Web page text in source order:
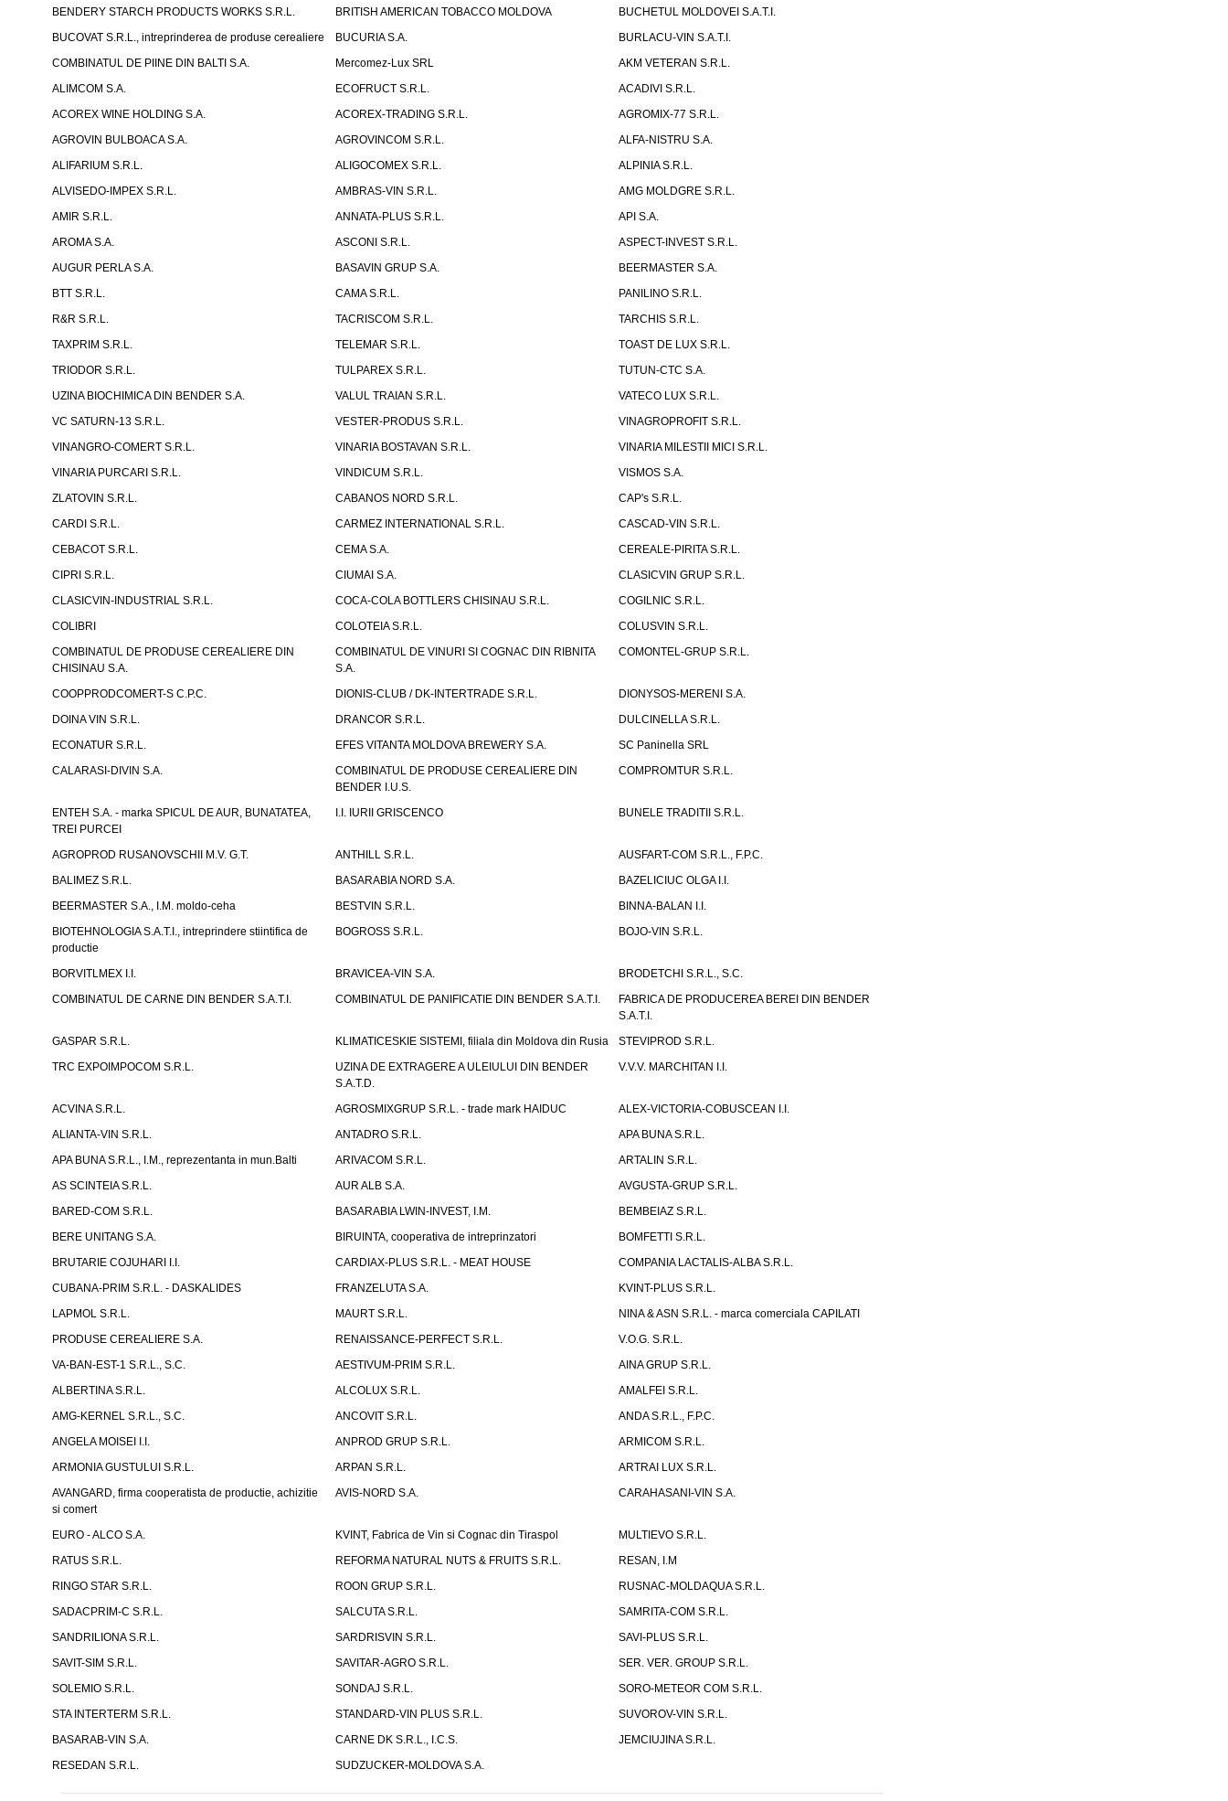
BENDERY STARCH PRODUCTS WORKS S.R.L.
BRITISH AMERICAN TOBACCO MOLDOVA
BUCHETUL MOLDOVEI S.A.T.I.
BUCOVAT S.R.L., intreprinderea de produse cerealiere
BUCURIA S.A.
BURLACU-VIN S.A.T.I.
COMBINATUL DE PIINE DIN BALTI S.A.
Mercomez-Lux SRL
AKM VETERAN S.R.L.
ALIMCOM S.A.
ECOFRUCT S.R.L.
ACADIVI S.R.L.
ACOREX WINE HOLDING S.A.
ACOREX-TRADING S.R.L.
AGROMIX-77 S.R.L.
AGROVIN BULBOACA S.A.
AGROVINCOM S.R.L.
ALFA-NISTRU S.A.
ALIFARIUM S.R.L.
ALIGOCOMEX S.R.L.
ALPINIA S.R.L.
ALVISEDO-IMPEX S.R.L.
AMBRAS-VIN S.R.L.
AMG MOLDGRE S.R.L.
AMIR S.R.L.
ANNATA-PLUS S.R.L.
API S.A.
AROMA S.A.
ASCONI S.R.L.
ASPECT-INVEST S.R.L.
AUGUR PERLA S.A.
BASAVIN GRUP S.A.
BEERMASTER S.A.
BTT S.R.L.
CAMA S.R.L.
PANILINO S.R.L.
R&R S.R.L.
TACRISCOM S.R.L.
TARCHIS S.R.L.
TAXPRIM S.R.L.
TELEMAR S.R.L.
TOAST DE LUX S.R.L.
TRIODOR S.R.L.
TULPAREX S.R.L.
TUTUN-CTC S.A.
UZINA BIOCHIMICA DIN BENDER S.A.
VALUL TRAIAN S.R.L.
VATECO LUX S.R.L.
VC SATURN-13 S.R.L.
VESTER-PRODUS S.R.L.
VINAGROPROFIT S.R.L.
VINANGRO-COMERT S.R.L.
VINARIA BOSTAVAN S.R.L.
VINARIA MILESTII MICI S.R.L.
VINARIA PURCARI S.R.L.
VINDICUM S.R.L.
VISMOS S.A.
ZLATOVIN S.R.L.
CABANOS NORD S.R.L.
CAP's S.R.L.
CARDI S.R.L.
CARMEZ INTERNATIONAL S.R.L.
CASCAD-VIN S.R.L.
CEBACOT S.R.L.
CEMA S.A.
CEREALE-PIRITA S.R.L.
CIPRI S.R.L.
CIUMAI S.A.
CLASICVIN GRUP S.R.L.
CLASICVIN-INDUSTRIAL S.R.L.
COCA-COLA BOTTLERS CHISINAU S.R.L.
COGILNIC S.R.L.
COLIBRI
COLOTEIA S.R.L.
COLUSVIN S.R.L.
COMBINATUL DE PRODUSE CEREALIERE DIN
CHISINAU S.A.
COMBINATUL DE VINURI SI COGNAC DIN RIBNITA
S.A.
COMONTEL-GRUP S.R.L.
COOPPRODCOMERT-S C.P.C. DIONIS-CLUB / DK-INTERTRADE S.R.L.
DIONYSOS-MERENI S.A.
DOINA VIN S.R.L.
DRANCOR S.R.L.
DULCINELLA S.R.L.
ECONATUR S.R.L.
EFES VITANTA MOLDOVA BREWERY S.A.
SC Paninella SRL
CALARASI-DIVIN S.A.
COMBINATUL DE PRODUSE CEREALIERE DIN
BENDER I.U.S.
COMPROMTUR S.R.L.
ENTEH S.A. - marka SPICUL DE AUR, BUNATATEA,
TREI PURCEI
I.I. IURII GRISCENCO BUNELE TRADITII S.R.L.
AGROPROD RUSANOVSCHII M.V. G.T. ANTHILL S.R.L.
AUSFART-COM S.R.L., F.P.C.
BALIMEZ S.R.L.
BASARABIA NORD S.A.
BAZELICIUC OLGA I.I.
BEERMASTER S.A., I.M. moldo-ceha
BESTVIN S.R.L.
BINNA-BALAN I.I.
BIOTEHNOLOGIA S.A.T.I., intreprindere stiintifica de
productie
BOGROSS S.R.L. BOJO-VIN S.R.L.
BORVITLMEX I.I. BRAVICEA-VIN S.A.
BRODETCHI S.R.L., S.C.
COMBINATUL DE CARNE DIN BENDER S.A.T.I.
COMBINATUL DE PANIFICATIE DIN BENDER S.A.T.I.
FABRICA DE PRODUCEREA BEREI DIN BENDER
S.A.T.I.
GASPAR S.R.L.
KLIMATICESKIE SISTEMI, filiala din Moldova din Rusia
STEVIPROD S.R.L.
TRC EXPOIMPOCOM S.R.L.
UZINA DE EXTRAGERE A ULEIULUI DIN BENDER
S.A.T.D.
V.V.V. MARCHITAN I.I.
ACVINA S.R.L. AGROSMIXGRUP S.R.L. - trade mark HAIDUC
ALEX-VICTORIA-COBUSCEAN I.I.
ALIANTA-VIN S.R.L.
ANTADRO S.R.L.
APA BUNA S.R.L.
APA BUNA S.R.L., I.M., reprezentanta in mun.Balti
ARIVACOM S.R.L.
ARTALIN S.R.L.
AS SCINTEIA S.R.L.
AUR ALB S.A.
AVGUSTA-GRUP S.R.L.
BARED-COM S.R.L.
BASARABIA LWIN-INVEST, I.M.
BEMBEIAZ S.R.L.
BERE UNITANG S.A.
BIRUINTA, cooperativa de intreprinzatori
BOMFETTI S.R.L.
BRUTARIE COJUHARI I.I.
CARDIAX-PLUS S.R.L. - MEAT HOUSE
COMPANIA LACTALIS-ALBA S.R.L.
CUBANA-PRIM S.R.L. - DASKALIDES
FRANZELUTA S.A.
KVINT-PLUS S.R.L.
LAPMOL S.R.L.
MAURT S.R.L.
NINA & ASN S.R.L. - marca comerciala CAPILATI
PRODUSE CEREALIERE S.A.
RENAISSANCE-PERFECT S.R.L.
V.O.G. S.R.L.
VA-BAN-EST-1 S.R.L., S.C.
AESTIVUM-PRIM S.R.L.
AINA GRUP S.R.L.
ALBERTINA S.R.L.
ALCOLUX S.R.L.
AMALFEI S.R.L.
AMG-KERNEL S.R.L., S.C.
ANCOVIT S.R.L.
ANDA S.R.L., F.P.C.
ANGELA MOISEI I.I.
ANPROD GRUP S.R.L.
ARMICOM S.R.L.
ARMONIA GUSTULUI S.R.L.
ARPAN S.R.L.
ARTRAI LUX S.R.L.
AVANGARD, firma cooperatista de productie, achizitie
si comert
AVIS-NORD S.A. CARAHASANI-VIN S.A.
EURO - ALCO S.A. KVINT, Fabrica de Vin si Cognac din Tiraspol
MULTIEVO S.R.L.
RATUS S.R.L.
REFORMA NATURAL NUTS & FRUITS S.R.L.
RESAN, I.M
RINGO STAR S.R.L.
ROON GRUP S.R.L.
RUSNAC-MOLDAQUA S.R.L.
SADACPRIM-C S.R.L.
SALCUTA S.R.L.
SAMRITA-COM S.R.L.
SANDRILIONA S.R.L.
SARDRISVIN S.R.L.
SAVI-PLUS S.R.L.
SAVIT-SIM S.R.L.
SAVITAR-AGRO S.R.L.
SER. VER. GROUP S.R.L.
SOLEMIO S.R.L.
SONDAJ S.R.L.
SORO-METEOR COM S.R.L.
STA INTERTERM S.R.L.
STANDARD-VIN PLUS S.R.L.
SUVOROV-VIN S.R.L.
BASARAB-VIN S.A.
CARNE DK S.R.L., I.C.S.
JEMCIUJINA S.R.L.
RESEDAN S.R.L.
SUDZUCKER-MOLDOVA S.A.